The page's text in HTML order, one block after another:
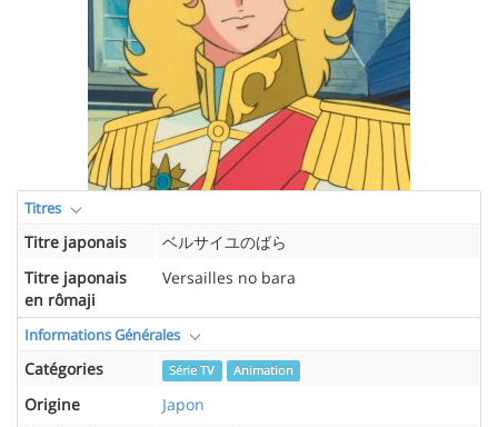
Titres
Titre japonais
ベルサイユのばら
Titre japonais
en rômaji
Versailles no bara
Informations Générales
Catégories Série TV Animation
Origine
Japon